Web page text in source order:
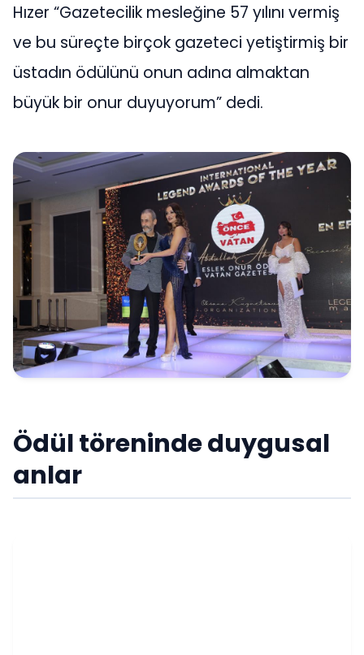
Hızer “Gazetecilik mesleğine 57 yılını vermiş
ve bu süreçte birçok gazeteci yetiştirmiş bir
üstadın ödülünü onun adına almaktan
büyük bir onur duyuyorum” dedi.
Ödül töreninde duygusal
anlar